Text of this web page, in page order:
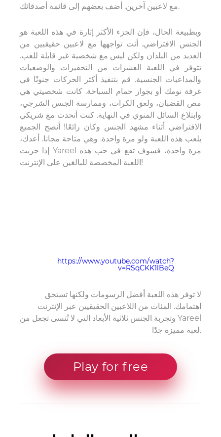
مع لاعبين آخرين. أضف بعضهم إلى قائمة أصدقائك.
وبطبيعة الحال، فإن الجزء الأكثر إثارة في هذه اللعبة هو
الجنس الافتراضي. أنت تواجهها مع لاعبين حقيقيين من
العديد من البلدان ولكن ليس مع شخصية غير قابلة للعب.
تتوفر في اللعبة العشرات من التحفيزات والوضعيات
والمداعبات الجنسية. قم بتنفيذ أكثر الحركات جنونًا في
غرفة نومك أو بجوار حمام السباحة. كانت شخصيتي هي
مص القضبان، ولعق الكرات، وممارسة الجنس الشرجي،
وابتلاع السائل المنوي في النهاية. كنت أتحدث مع شريكي
الافتراضي أثناء مشهد الجنس وكان رائعًا! أنصح الجميع
بلعب هذه اللعبة ولو مرة واحدة. وهي متاحة مجانا. أعدك،
إذا جربت Yareel مرة واحدة، فسوف تقع في حب هذه
اللعبة المخصصة للبالغين على الإنترنت!
https://www.youtube.com/watch?
v=RSqCKK1lBeQ
لا توفر هذه اللعبة أفضل الرسومات ولكنها تستحق
اهتمامك. المئات من اللاعبين الحقيقيين عبر الإنترنت
وتجربة الجنس ثلاثية الأبعاد التي لا تُنسى تجعل من Yareel
لعبة مميزة جدًا.
Play for free